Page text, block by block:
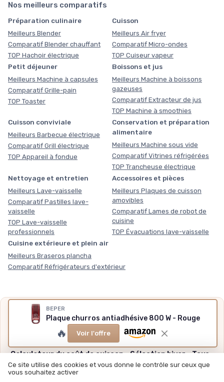
BEPER
Plaque churros antiadhésive 800 W - Rouge
🔥 Voir l'offre
Nos meilleurs comparatifs
Préparation culinaire
Meilleurs Blender
Comparatif Blender chauffant
TOP Hachoir électrique
Cuisson
Meilleurs Air fryer
Comparatif Micro-ondes
TOP Cuiseur vapeur
Petit déjeuner
Meilleurs Machine à capsules
Comparatif Grille-pain
TOP Toaster
Boissons et jus
Meilleurs Machine à boissons
gazeuses
Comparatif Extracteur de jus
TOP Machine à smoothies
Cuisson conviviale
Meilleurs Barbecue électrique
Comparatif Grill électrique
TOP Appareil à fondue
Conservation et préparation
alimentaire
Meilleurs Machine sous vide
Comparatif Vitrines réfrigérées
TOP Trancheuse électrique
Nettoyage et entretien
Meilleurs Lave-vaisselle
Comparatif Pastilles lave-
vaisselle
TOP Lave-vaisselle
professionnels
Accessoires et pièces
Meilleurs Plaques de cuisson
amovibles
Comparatif Lames de robot de
cuisine
TOP Évacuations lave-vaisselle
Cuisine extérieure et plein air
Meilleurs Braseros plancha
Comparatif Réfrigérateurs d'extérieur
Nos outils gratuits
Des chiffres plutôt que des impressions, sans inscription,
méthode et sources expliquées.
Calculateur du coût de cuisson·Sélection hiver·Tous
nos outils
Ce site utilise des cookies et vous donne le contrôle sur ceux que
vous souhaitez activer